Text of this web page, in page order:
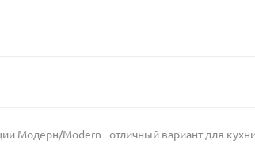
Модерн/Modern - отличный вариант для